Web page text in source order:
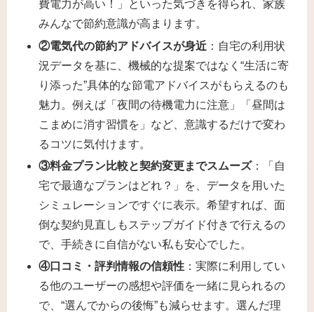
費電力が高い！」といった気づきを得られ、家族
みんなで節約意識が高まります。
②電気代の節約アドバイスが身近 ：自宅の利用状
況データを基に、機械的な提案ではなく“生活に寄
り添った”具体的な節電アドバイスがもらえるのも
魅力。例えば「夜間の待機電力に注意」「昼間は
こまめに消す習慣を」など、意識するだけで変わ
るコツに気付けます。
③料金プラン比較と契約変更までスムーズ：「自
宅で最適なプランはどれ？」を、データを用いた
シミュレーションですぐに表示。希望すれば、面
倒な契約見直しもステップガイド付きで行えるの
で、手続きに自信がない私も安心でした。
④口コミ・評判情報の信頼性 ：実際に利用してい
る他のユーザーの感想や評価を一緒に見られるの
で、“選んでからの後悔”も減らせます。選んだ理